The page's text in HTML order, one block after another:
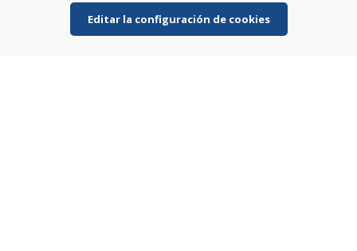
Envío y pago
NORMAS DE RECLAMACIÓN
Editar la configuración de cookies